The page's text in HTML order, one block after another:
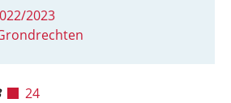
2023
24